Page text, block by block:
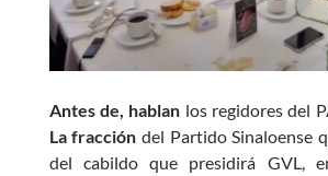
Antes de, hablan los regidores del
La fraccióndel Partido Sinaloense
del cabildo que presidirá GVL,